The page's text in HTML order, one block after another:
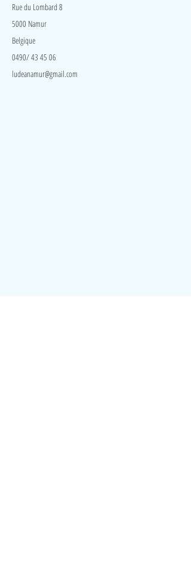
Rue du Lombard 8
5000 Namur
Belgique
0490/ 43 45 06
ludeanamur@gmail.com